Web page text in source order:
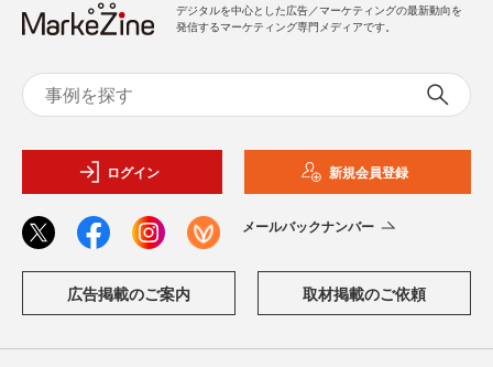
デジタルを中心とした広告／マーケティングの最新動向を
発信するマーケティング専門メディアです。
ログイン 新規会員登録
メールバックナンバー
広告掲載のご案内 取材掲載のご依頼